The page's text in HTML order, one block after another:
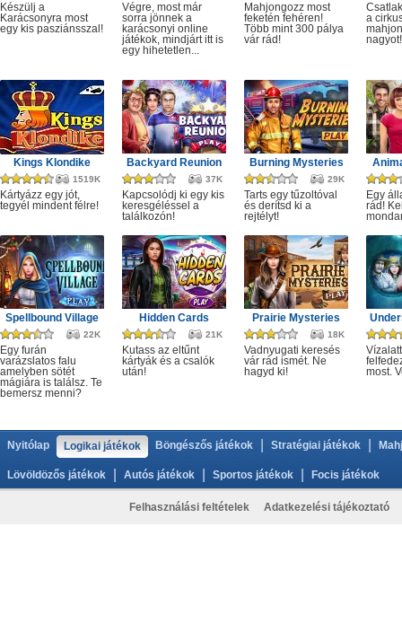
Készülj a
Karácsonyra most
egy kis pasziánsszal!
Végre, most már
sorra jönnek a
karácsonyi online
játékok, mindjárt itt is
egy hihetetlen...
Mahjongozz most
feketén fehéren!
Több mint 300 pálya
vár rád!
a
nagyot!
Kings Klondike
1519K
Kártyázz egy jót,
tegyél mindent félre!
Backyard Reunion
37K
Kapcsolódj ki egy kis
keresgéléssel a
találkozón!
Burning Mysteries
29K
Tarts egy tűzoltóval
és derítsd ki a
rejtélyt!
Egy
rád!
Spellbound Village
22K
Egy furán
varázslatos falu
amelyben sötét
mágiára is találsz. Te
bemersz menni?
Hidden Cards
21K
Kutass az eltűnt
kártyák és a csalók
után!
Prairie Mysteries
18K
Vadnyugati keresés
vár rád ismét. Ne
hagyd ki!
most.
Nyitólap Logikai játékok Böngészős játékok Stratégiai játékok
Lövöldözős játékok Autós játékok Sportos játékok Focis játékok
Felhasználási feltételek Adatkezelési tájékoztató